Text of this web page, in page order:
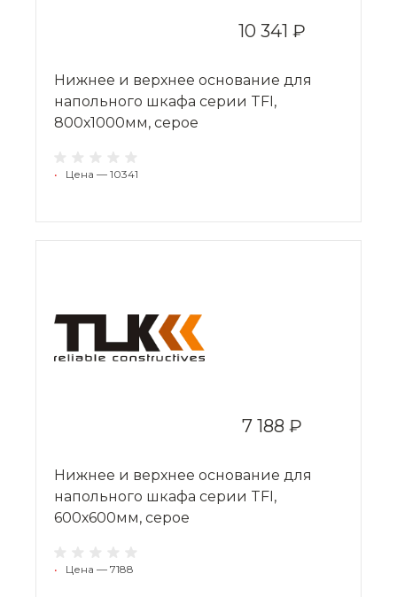
10 341 ₽
Нижнее и верхнее основание для
напольного шкафа серии TFI,
800х1000мм, серое
• Цена — 10341
7 188 ₽
Нижнее и верхнее основание для
напольного шкафа серии TFI,
600х600мм, серое
• Цена — 7188